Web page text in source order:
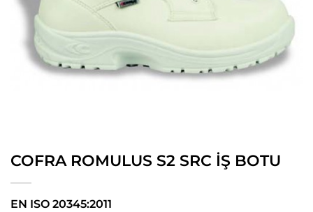
COFRA ROMULUS S2 SRC İŞ BOTU
EN ISO 20345:2011